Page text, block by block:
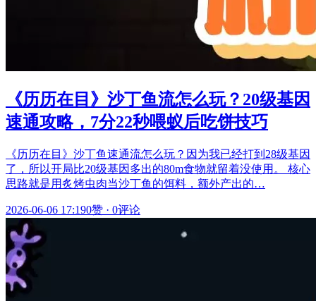
《历历在目》沙丁鱼流怎么玩？20级基因
速通攻略，7分22秒喂蚁后吃饼技巧
《历历在目》沙丁鱼速通流怎么玩？因为我已经打到28级基因
了，所以开局比20级基因多出的80m食物就留着没使用。 核心
思路就是用炙烤虫肉当沙丁鱼的饵料，额外产出的…
2026-06-06 17:190赞 · 0评论